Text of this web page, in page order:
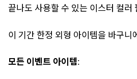
끝나도 사용할 수 있는 이스터 컬러
이 기간 한정 외형 아이템을 바구
모든 이벤트 아이템: